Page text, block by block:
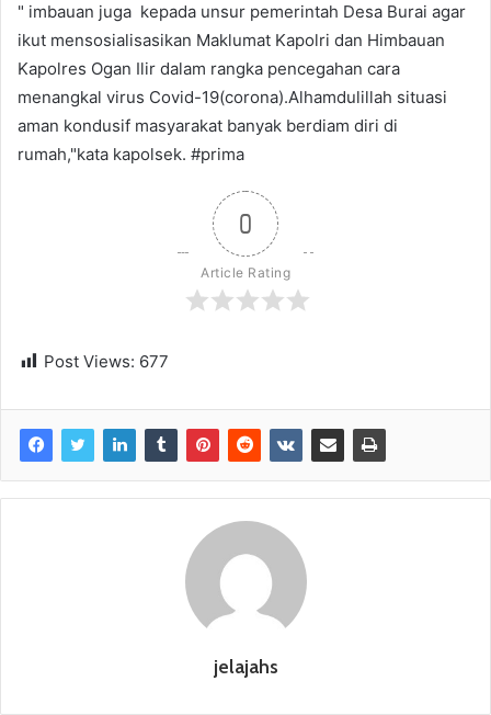
" imbauan juga kepada unsur pemerintah Desa Burai agar
ikut mensosialisasikan Maklumat Kapolri dan Himbauan
Kapolres Ogan Ilir dalam rangka pencegahan cara
menangkal virus Covid-19(corona).Alhamdulillah situasi
aman kondusif masyarakat banyak berdiam diri di
rumah,"kata kapolsek. #prima
0
Article Rating
Post Views: 677
jelajahs